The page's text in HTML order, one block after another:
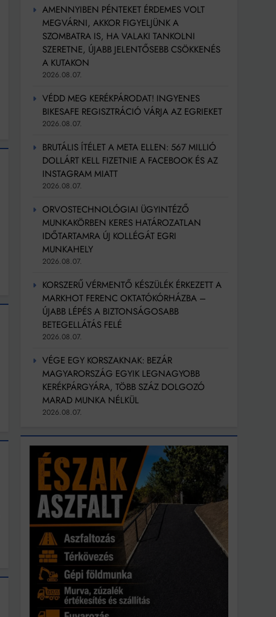
AMENNYIBEN PÉNTEKET ÉRDEMES VOLT
MEGVÁRNI, AKKOR FIGYELJÜNK A
SZOMBATRA IS, HA VALAKI TANKOLNI
SZERETNE, ÚJABB JELENTŐSEBB CSÖKKENÉS
A KUTAKON
2026.08.07.
VÉDD MEG KERÉKPÁRODAT! INGYENES
BIKESAFE REGISZTRÁCIÓ VÁRJA AZ EGRIEKET
2026.08.07.
BRUTÁLIS ÍTÉLET A META ELLEN: 567 MILLIÓ
DOLLÁRT KELL FIZETNIE A FACEBOOK ÉS AZ
INSTAGRAM MIATT
2026.08.07.
ORVOSTECHNOLÓGIAI ÜGYINTÉZŐ
MUNKAKÖRBEN KERES HATÁROZATLAN
IDŐTARTAMRA ÚJ KOLLÉGÁT EGRI
MUNKAHELY
2026.08.07.
KORSZERŰ VÉRMENTŐ KÉSZÜLÉK ÉRKEZETT A
MARKHOT FERENC OKTATÓKÓRHÁZBA –
ÚJABB LÉPÉS A BIZTONSÁGOSABB
BETEGELLÁTÁS FELÉ
2026.08.07.
VÉGE EGY KORSZAKNAK: BEZÁR
MAGYARORSZÁG EGYIK LEGNAGYOBB
KERÉKPÁRGYÁRA, TÖBB SZÁZ DOLGOZÓ
MARAD MUNKA NÉLKÜL
2026.08.07.